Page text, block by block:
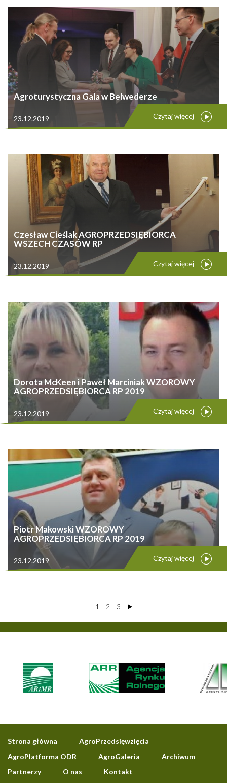
Agroturystyczna Gala w Belwederze
23.12.2019 Czytaj więcej
Czesław Cieślak AGROPRZEDSIĘBIORCA
WSZECH CZASÓW RP
23.12.2019 Czytaj więcej
Dorota McKeen i Paweł Marciniak WZOROWY
AGROPRZEDSIĘBIORCA RP 2019
23.12.2019 Czytaj więcej
Piotr Makowski WZOROWY
AGROPRZEDSIĘBIORCA RP 2019
23.12.2019 Czytaj więcej
1 2 3
Strona główna
AgroPrzedsięwzięcia
AgroPlatforma ODR
AgroGaleria
Archiwum
Partnerzy
O nas Kontakt